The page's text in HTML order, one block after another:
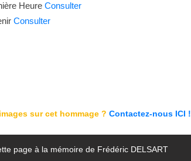
Heure Consulter
Consulter
sur cet hommage ? Contactez-nous ICI !
page à la mémoire de Frédéric DELSART